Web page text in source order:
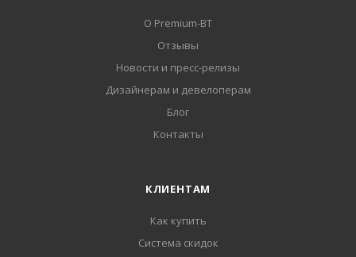
О Premium-BT
Отзывы
Новости и пресс-релизы
Дизайнерам и девелоперам
Блог
Контакты
КЛИЕНТАМ
Как купить
Система скидок